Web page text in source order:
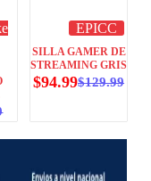
EPICC
SILLA GAMER DE
STREAMING GRIS
$129.99
$94.99